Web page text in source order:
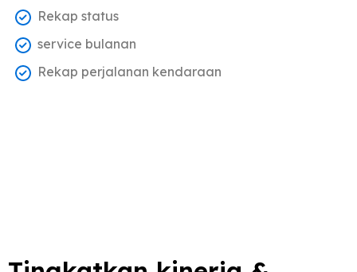
Rekap status
service bulanan
Rekap perjalanan kendaraan